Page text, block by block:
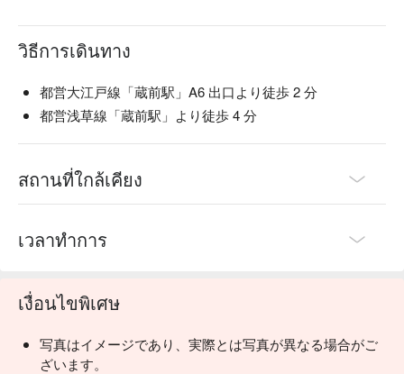
วิธีการเดินทาง
都営大江戸線「蔵前駅」A6 出口より徒歩 2 分
都営浅草線「蔵前駅」より徒歩 4 分
สถานที่ใกล้เคียง
เวลาทำการ
เงื่อนไขพิเศษ
写真はイメージであり、実際とは写真が異なる場合がご
ざいます。